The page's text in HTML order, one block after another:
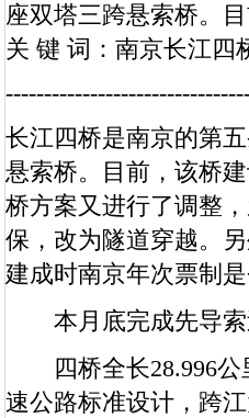
座双塔三跨悬索桥。
关 键 词：南京长江四
长江四桥是南京的第
悬索桥。目前，该桥
桥方案又进行了调整
保，改为隧道穿越。
建成时南京年次票制
本月底完成先导索
四桥全长28.996公
速公路标准设计，跨